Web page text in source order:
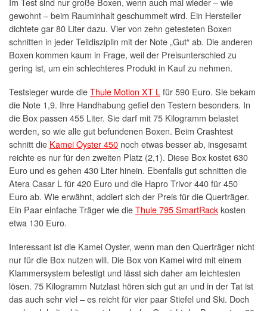
gewohnt – beim Rauminhalt geschummelt wird. Ein Hersteller
dichtete gar 80 Liter dazu. Vier von zehn getesteten Boxen
schnitten in jeder Teildisziplin mit der Note „Gut“ ab. Die anderen
Boxen kommen kaum in Frage, weil der Preisunterschied zu
gering ist, um ein schlechteres Produkt in Kauf zu nehmen.
Testsieger wurde dieThule Motion XT Lfür 590 Euro. Sie bekam
die Note 1,9. Ihre Handhabung gefiel den Testern besonders. In
die Box passen 455 Liter. Sie darf mit 75 Kilogramm belastet
werden, so wie alle gut befundenen Boxen. Beim Crashtest
schnitt die Kamei Oyster 450 noch etwas besser ab, insgesamt
reichte es nur für den zweiten Platz (2,1). Diese Box kostet 630
Euro und es gehen 430 Liter hinein. Ebenfalls gut schnitten die
Atera Casar L für 420 Euro und die Hapro Trivor 440 für 450
Euro ab. Wie erwähnt, addiert sich der Preis für die Querträger.
Ein Paar einfache Träger wie dieThule 795 SmartRackkosten
etwa 130 Euro.
Interessant ist die Kamei Oyster, wenn man den Querträger nicht
nur für die Box nutzen will. Die Box von Kamei wird mit einem
Klammersystem befestigt und lässt sich daher am leichtesten
lösen. 75 Kilogramm Nutzlast hören sich gut an und in der Tat ist
das auch sehr viel – es reicht für vier paar Stiefel und Ski. Doch